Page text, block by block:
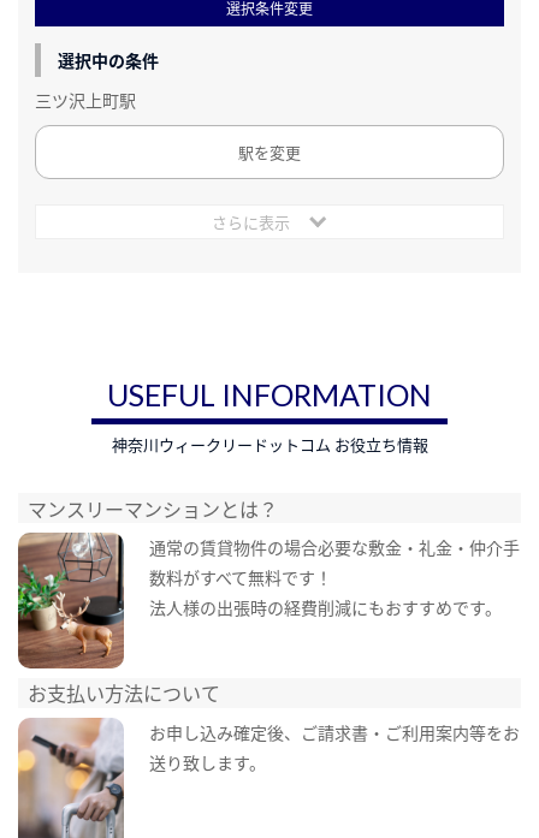
選択条件変更
選択中の条件
三ツ沢上町駅
駅を変更
さらに表示
USEFUL INFORMATION
神奈川ウィークリードットコム お役立ち情報
マンスリーマンションとは？
通常の賃貸物件の場合必要な敷金・礼金・仲介手
数料がすべて無料です！
法人様の出張時の経費削減にもおすすめです。
お支払い方法について
お申し込み確定後、ご請求書・ご利用案内等をお
送り致します。